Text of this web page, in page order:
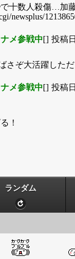
で十数人殺傷…加
newsplus/
メ参戦中 [] 投稿
さぞ大活躍しただ
メ参戦中 [] 投稿
！
ランダム